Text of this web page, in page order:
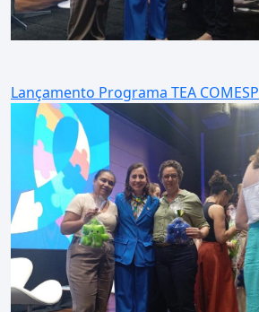
Lançamento Programa TEA COMESP